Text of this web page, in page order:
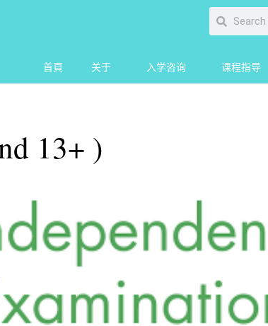
首頁 关于 入学咨询 课程指导
13+ )